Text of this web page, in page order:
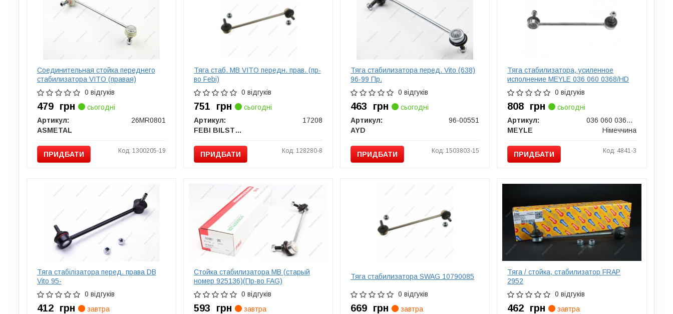
Соединительная стойка переднего
стабилизатора VITO (правая)
0 відгуків
479 грн
сьогодні
Артикул:
26MR0801
ASMETAL
ПРИДБАТИ Код: 1300205-19
Тяга стаб. MB VITO передн. прав. (пр-
во Febi)
0 відгуків
751 грн
сьогодні
Артикул:
17208
FEBI BILSTEIN
ПРИДБАТИ Код: 128280-8
Тяга стабилизатора перед. Vito (638)
96-99 Пр.
0 відгуків
463 грн
сьогодні
Артикул:
96-00551
AYD
ПРИДБАТИ Код: 1503803-15
Тяга стабилизатора, усиленное
исполнение MEYLE 036 060 0368/HD
0 відгуків
808 грн
сьогодні
Артикул:
036 060 0368/HD
MEYLE
Німеччина
ПРИДБАТИ Код: 4841-3
Тяга стабiлiзатора перед. права DB
Vito 95-
0 відгуків
412 грн
завтра
Стойка стабилизатора MB (старый
номер 925136)(Пр-во FAG)
0 відгуків
593 грн
завтра
Тяга стабилизатора SWAG 10790085
0 відгуків
669 грн
завтра
Тяга / стойка, стабилизатор FRAP
2952
0 відгуків
462 грн
завтра